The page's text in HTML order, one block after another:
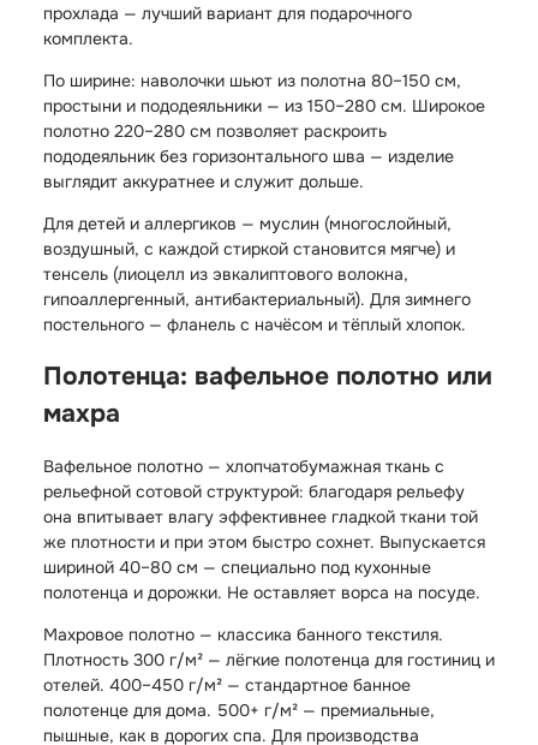
прохлада — лучший вариант для подарочного
комплекта.
По ширине: наволочки шьют из полотна 80–150 см,
простыни и пододеяльники — из 150–280 см. Широкое
полотно 220–280 см позволяет раскроить
пододеяльник без горизонтального шва — изделие
выглядит аккуратнее и служит дольше.
Для детей и аллергиков — муслин (многослойный,
воздушный, с каждой стиркой становится мягче) и
тенсель (лиоцелл из эвкалиптового волокна,
гипоаллергенный, антибактериальный). Для зимнего
постельного — фланель с начёсом и тёплый хлопок.
Полотенца: вафельное полотно или
махра
Вафельное полотно — хлопчатобумажная ткань с
рельефной сотовой структурой: благодаря рельефу
она впитывает влагу эффективнее гладкой ткани той
же плотности и при этом быстро сохнет. Выпускается
шириной 40–80 см — специально под кухонные
полотенца и дорожки. Не оставляет ворса на посуде.
Махровое полотно — классика банного текстиля.
Плотность 300 г/м² — лёгкие полотенца для гостиниц и
отелей. 400–450 г/м² — стандартное банное
полотенце для дома. 500+ г/м² — премиальные,
пышные, как в дорогих спа. Для производства